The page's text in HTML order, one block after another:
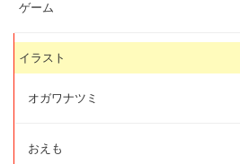
ゲーム
イラスト
オガワナツミ
おえも